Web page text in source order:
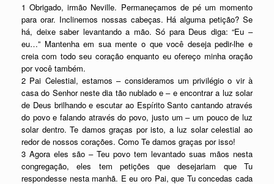
1 Obrigado, irmão Neville. Permaneçamos de pé um momento
para orar. Inclinemos nossas cabeças. Há alguma petição? Se
há, deixe saber levantando a mão. Só para Deus diga: “Eu –
eu…” Mantenha em sua mente o que você deseja pedir-lhe e
creia com todo seu coração enquanto eu ofereço minha oração
por você também.
2 Pai Celestial, estamos – consideramos um privilégio o vir à
casa do Senhor neste dia tão nublado e – e encontrar a luz solar
de Deus brilhando e escutar ao Espírito Santo cantando através
do povo e falando através do povo, justo um – um pouco de luz
solar dentro. Te damos graças por isto, a luz solar celestial ao
redor de nossos corações. Como Te damos graças por isso!
3 Agora eles são – Teu povo tem levantado suas mãos nesta
congregação, eles tem petições que desejariam que Tu
respondesse nesta manhã. E eu oro Pai, que Tu concedas cada